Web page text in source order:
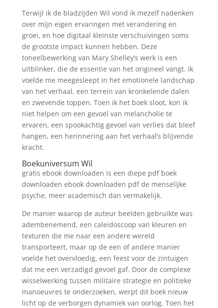
Terwijl ik de bladzijden Wil vond ik mezelf nadenken
over mijn eigen ervaringen met verandering en
groei, en hoe digitaal kleinste verschuivingen soms
de grootste impact kunnen hebben. Deze
toneelbewerking van Mary Shelley’s werk is een
uitblinker, die de essentie van het origineel vangt. Ik
voelde me meegesleept in het emotionele landschap
van het verhaal, een terrein van kronkelende dalen
en zwevende toppen. Toen ik het boek sloot, kon ik
niet helpen om een gevoel van melancholie te
ervaren, een spookachtig gevoel van verlies dat bleef
hangen, een herinnering aan het verhaal’s blijvende
kracht.
Boekuniversum Wil
gratis ebook downloaden is een diepe pdf boek
downloaden ebook downloaden pdf de menselijke
psyche, meer academisch dan vermakelijk.
De manier waarop de auteur beelden gebruikte was
adembenemend, een caleidoscoop van kleuren en
texturen die me naar een andere wereld
transporteert, maar op de een of andere manier
voelde het overvloedig, een feest voor de zintuigen
dat me een verzadigd gevoel gaf. Door de complexe
wisselwerking tussen militaire strategie en politieke
manoeuvres te onderzoeken, werpt dit boek nieuw
licht op de verborgen dynamiek van oorlog. Toen het